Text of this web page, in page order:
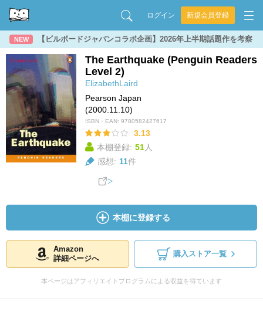
ログイン 新規会員登録
NEW 【ビルボードジャパンコラボ企画】2026年上半期話題作を考察
The Earthquake (Penguin Readers
Level 2)
ElizabethLaird
Pearson Japan
(2000.11.10)
ISBN・EAN: 9780582427617
3.13
本棚登録: 51人
感想: 11件
本棚に登録する
Amazon
詳細ページへ
購入ストア一覧
本ページはアフィリエイトプログラムによる収益を得ています